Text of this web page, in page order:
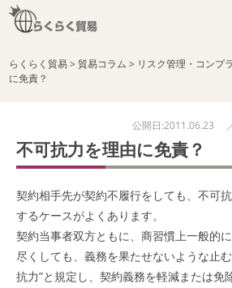
らくらく貿易> 貿易コラム > リスク管理・コンプ
に免責？
公開日:2011.06.23
不可抗力を理由に免責？
契約相手先が契約不履行をしても、 不可
するケースがよくあります。
契約当事者双方ともに、商習慣上一般的
尽くしても、義務を果たせないような止
抗力”と規定し、契約義務を軽減または免